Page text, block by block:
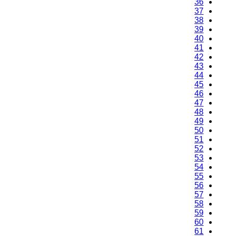
36
37
38
39
40
41
42
43
44
45
46
47
48
49
50
51
52
53
54
55
56
57
58
59
60
61